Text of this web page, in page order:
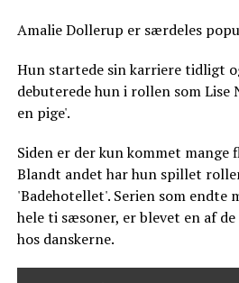
Amalie Dollerup er særdeles
Hun startede sin karriere tidligt
debuterede hun i rollen som
en pige'.
Siden er der kun kommet
Blandt andet har hun spillet
'Badehotellet'. Serien som endte
hele ti sæsoner, er blevet en af
hos danskerne.